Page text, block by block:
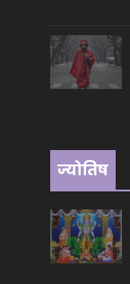
ज्योतिष